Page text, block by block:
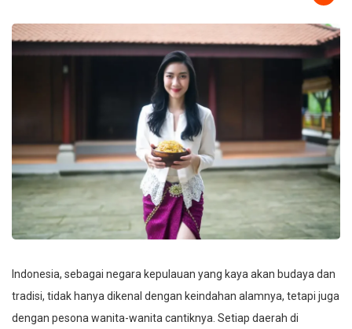
Indonesia, sebagai negara kepulauan yang kaya akan budaya dan
tradisi, tidak hanya dikenal dengan keindahan alamnya, tetapi juga
dengan pesona wanita-wanita cantiknya. Setiap daerah di